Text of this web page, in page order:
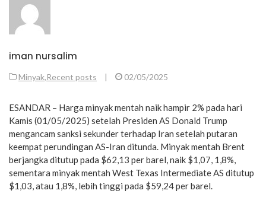
iman nursalim
Minyak,Recent posts | 02/05/2025
ESANDAR – Harga minyak mentah naik hampir 2% pada hari
Kamis (01/05/2025) setelah Presiden AS Donald Trump
mengancam sanksi sekunder terhadap Iran setelah putaran
keempat perundingan AS-Iran ditunda. Minyak mentah Brent
berjangka ditutup pada $62,13 per barel, naik $1,07, 1,8%,
sementara minyak mentah West Texas Intermediate AS ditutup
$1,03, atau 1,8%, lebih tinggi pada $59,24 per barel.